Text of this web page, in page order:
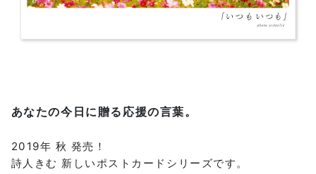
あなたの今日に贈る応援の言葉。
2019年 秋 発売！
詩人きむ 新しいポストカードシリーズです。